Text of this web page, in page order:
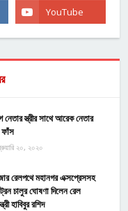
স্ত্রীর সাথে আরেক নেতার
ফাঁস
২০, ২০২০
রেলপথে মহানগর এক্সপ্রেসসহ
চালুর ঘোষণা দিলেন রেল
হাবিবুর রশিদ